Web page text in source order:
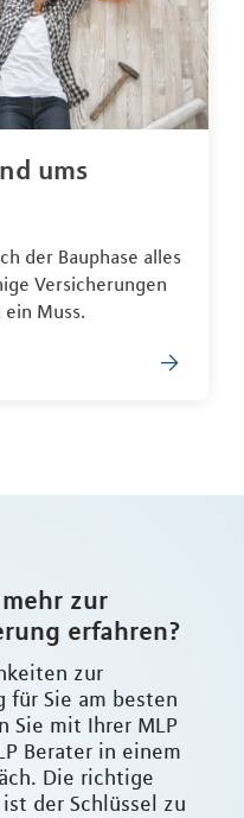
ums
der Bauphase alles
Versicherungen
Muss.
zur
erfahren?
zur
für Sie am besten
Sie mit Ihrer MLP
Berater in einem
Die richtige
der Schlüssel zu